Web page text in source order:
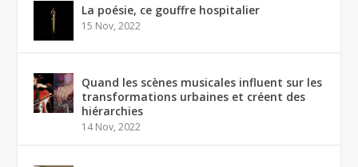
La poésie, ce gouffre hospitalier
15 Nov, 2022
Quand les scènes musicales influent sur les
transformations urbaines et créent des
hiérarchies
14 Nov, 2022